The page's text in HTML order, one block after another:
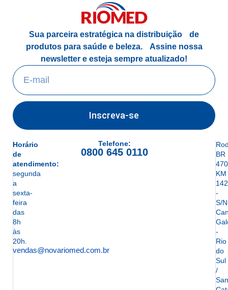
Sua parceira estratégica na distribuição de
produtos para saúde e beleza. Assine nossa
newsletter e esteja sempre atualizado!
Inscreva-se
Horário
de
atendimento:
segunda
a
sexta-
feira
das
8h
às
20h.
vendas@novariomed.com.br
Telefone:
0800 645 0110
BR
KM
142
-
S/
-
Rio
do
Sul
/